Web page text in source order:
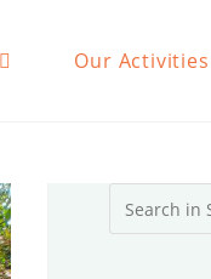
Our Activities